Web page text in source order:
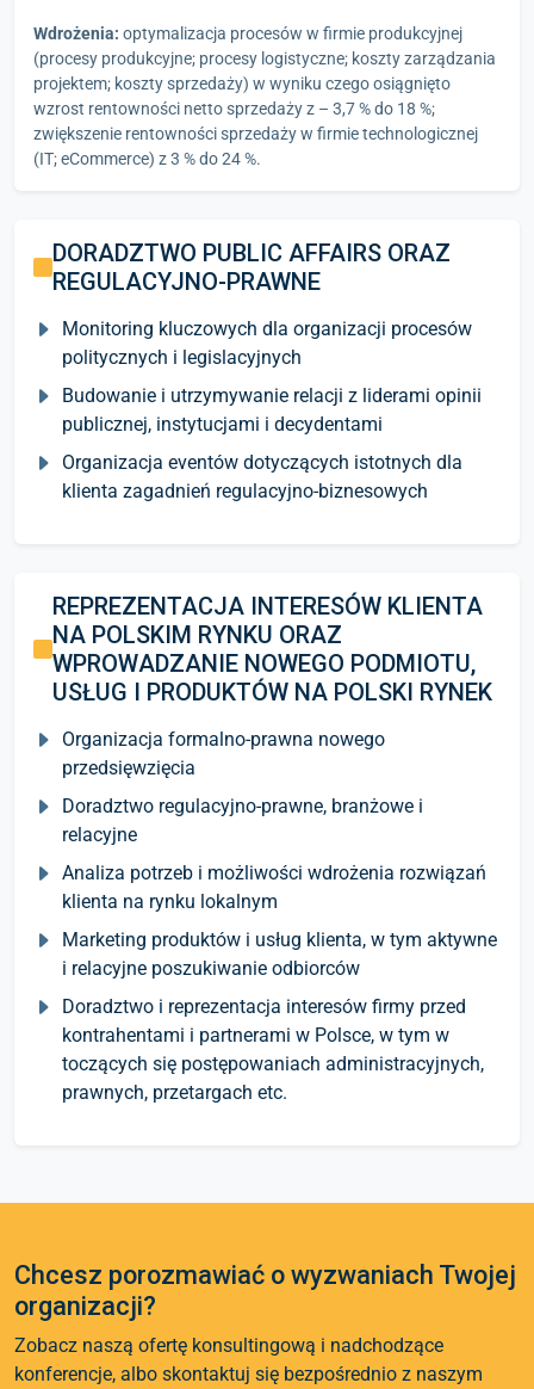
Wdrożenia: optymalizacja procesów w firmie produkcyjnej
(procesy produkcyjne; procesy logistyczne; koszty zarządzania
projektem; koszty sprzedaży) w wyniku czego osiągnięto
wzrost rentowności netto sprzedaży z – 3,7 % do 18 %;
zwiększenie rentowności sprzedaży w firmie technologicznej
(IT; eCommerce) z 3 % do 24 %.
DORADZTWO PUBLIC AFFAIRS ORAZ
REGULACYJNO-PRAWNE
Monitoring kluczowych dla organizacji procesów
politycznych i legislacyjnych
Budowanie i utrzymywanie relacji z liderami opinii
publicznej, instytucjami i decydentami
Organizacja eventów dotyczących istotnych dla
klienta zagadnień regulacyjno-biznesowych
REPREZENTACJA INTERESÓW KLIENTA
NA POLSKIM RYNKU ORAZ
WPROWADZANIE NOWEGO PODMIOTU,
USŁUG I PRODUKTÓW NA POLSKI RYNEK
Organizacja formalno-prawna nowego
przedsięwzięcia
Doradztwo regulacyjno-prawne, branżowe i
relacyjne
Analiza potrzeb i możliwości wdrożenia rozwiązań
klienta na rynku lokalnym
Marketing produktów i usług klienta, w tym aktywne
i relacyjne poszukiwanie odbiorców
Doradztwo i reprezentacja interesów firmy przed
kontrahentami i partnerami w Polsce, w tym w
toczących się postępowaniach administracyjnych,
prawnych, przetargach etc.
Chcesz porozmawiać o wyzwaniach Twojej
organizacji?
Zobacz naszą ofertę konsultingową i nadchodzące
konferencje, albo skontaktuj się bezpośrednio z naszym